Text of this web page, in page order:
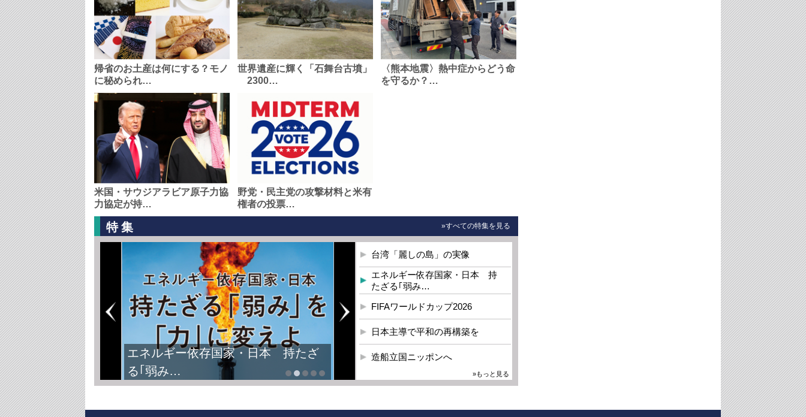
帰省のお土産は何にする？モノ
に秘められ…
世界遺産に輝く「石舞台古墳」
2300…
〈熊本地震〉熱中症からどう命
を守るか？…
米国・サウジアラビア原子力協
力協定が持…
野党・民主党の攻撃材料と米有
権者の投票…
特集 »すべての特集を見る
エネルギー依存国家・日本 持たざ
る｢弱み…
台湾「麗しの島」の実像
エネルギー依存国家・日本 持
たざる｢弱み…
FIFAワールドカップ2026
日本主導で平和の再構築を
造船立国ニッポンへ
»もっと見る